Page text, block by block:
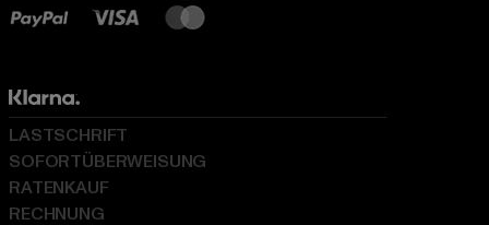
LASTSCHRIFT
SOFORTÜBERWEISUNG
RATENKAUF
RECHNUNG